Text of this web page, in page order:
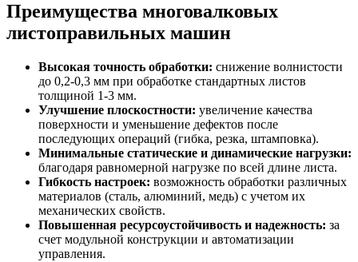
Преимущества многовалковых
листоправильных машин
Высокая точность обработки: снижение волнистости
до 0,2-0,3 мм при обработке стандартных листов
толщиной 1-3 мм.
Улучшение плоскостности: увеличение качества
поверхности и уменьшение дефектов после
последующих операций (гибка, резка, штамповка).
Минимальные статические и динамические нагрузки:
благодаря равномерной нагрузке по всей длине листа.
Гибкость настроек: возможность обработки различных
материалов (сталь, алюминий, медь) с учетом их
механических свойств.
Повышенная ресурсоустойчивость и надежность: за
счет модульной конструкции и автоматизации
управления.